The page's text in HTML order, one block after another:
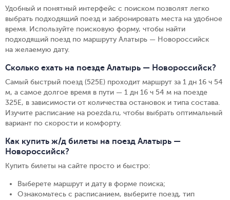
Удобный и понятный интерфейс с поиском позволят легко
выбрать подходящий поезд и забронировать места на удобное
время. Используйте поисковую форму, чтобы найти
подходящий поезд по маршруту Алатырь — Новороссийск
на желаемую дату.
Сколько ехать на поезде Алатырь — Новороссийск?
Самый быстрый поезд (525Е) проходит маршрут за 1 дн 16 ч 54
м, а самое долгое время в пути — 1 дн 16 ч 54 м на поезде
325Е, в зависимости от количества остановок и типа состава.
Изучите расписание на poezda.ru, чтобы выбрать оптимальный
вариант по скорости и комфорту.
Как купить ж/д билеты на поезд Алатырь —
Новороссийск?
Купить билеты на сайте просто и быстро:
Выберете маршрут и дату в форме поиска;
Ознакомьтесь с расписанием, выберите поезд, тип